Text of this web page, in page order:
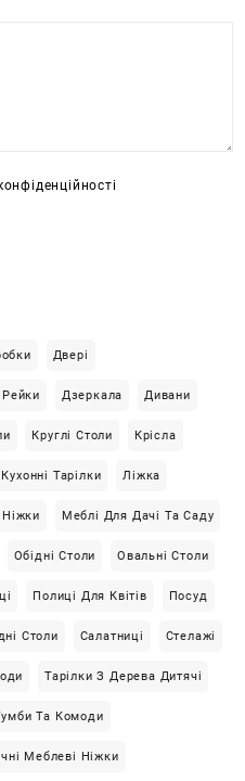
Двері
Рейки Дзеркала Дивани
Круглі Столи Крісла
Кухонні Тарілки Ліжка
Меблі Для Дачі Та Саду
Обідні Столи Овальні Столи
Полиці Для Квітів Посуд
Столи Салатниці Стелажі
Тарілки З Дерева Дитячі
Та Комоди
Меблеві Ніжки